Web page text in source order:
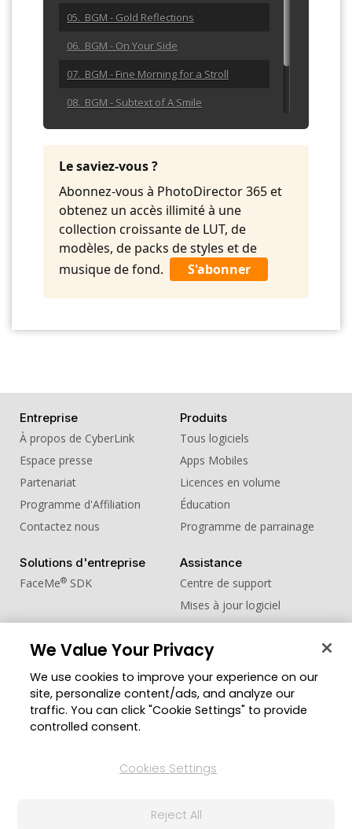
05. BGM - Gold Reflections
06. BGM - On Your Side
07. BGM - Fine Morning for a Stroll
08. BGM - Subtext of A Smile
09. BGM - Urban Dwellers
10. BGM - We Can Do It
Le saviez-vous ?
Abonnez-vous à PhotoDirector 365 et
obtenez un accès illimité à une
collection croissante de LUT, de
modèles, de packs de styles et de
musique de fond.
S'abonner
Entreprise
À propos de CyberLink
Espace presse
Partenariat
Programme d'Affiliation
Contactez nous
Produits
Tous logiciels
Apps Mobiles
Licences en volume
Éducation
Programme de parrainage
Solutions d'entreprise
FaceMe® SDK
Assistance
Centre de support
Mises à jour logiciel
Centre d'apprentissage
Zone des Membres
Blog
Changer de région
We Value Your Privacy
We use cookies to improve your experience on our
site, personalize content/ads, and analyze our
traffic. You can click "Cookie Settings" to provide
controlled consent.
Cookies Settings
Reject All